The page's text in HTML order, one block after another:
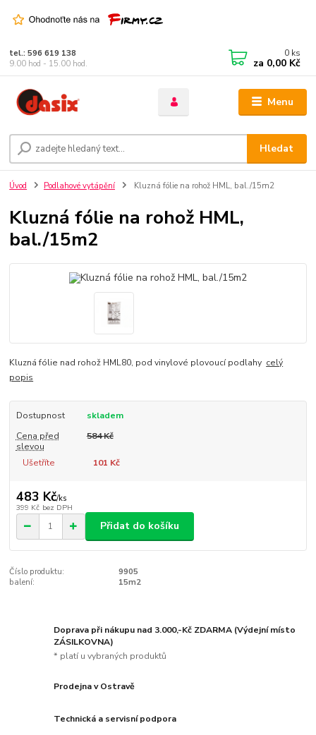
Menu
Hledat
tel.: 596 619 138
9.00 hod - 15.00 hod.
0 ks
za 0,00 Kč
Úvod Podlahové vytápění Kluzná fólie na rohož HML, bal./15m2
Kluzná fólie na rohož HML,
bal./15m2
Kluzná fólie nad rohož HML80, pod vinylové plovoucí podlahy celý
popis
Dostupnost
skladem
Cena před
slevou
584 Kč
Ušetříte 101 Kč
483 Kč/ks
399 Kč bez DPH
Přidat do košíku
Číslo produktu:
9905
balení:
15m2
Doprava při nákupu nad 3.000,-Kč ZDARMA (Výdejní místo
ZÁSILKOVNA)
* platí u vybraných produktů
Prodejna v Ostravě
Technická a servisní podpora